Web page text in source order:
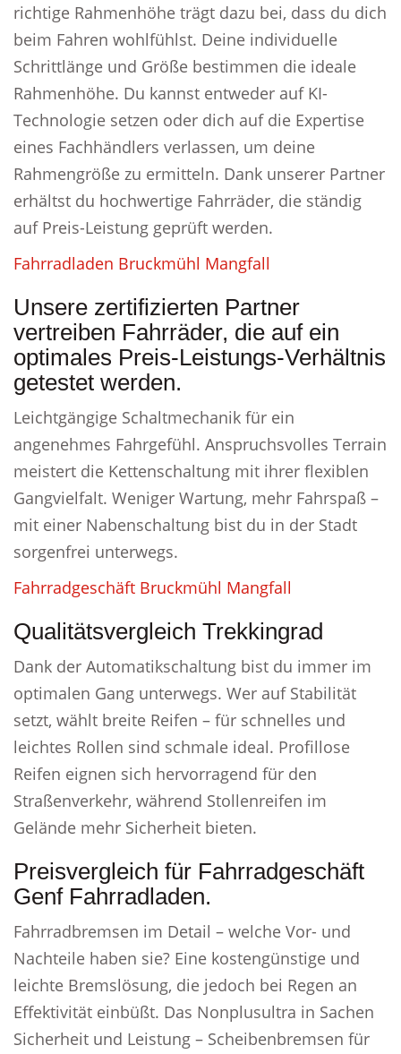
richtige Rahmenhöhe trägt dazu bei, dass du dich
beim Fahren wohlfühlst. Deine individuelle
Schrittlänge und Größe bestimmen die ideale
Rahmenhöhe. Du kannst entweder auf KI-
Technologie setzen oder dich auf die Expertise
eines Fachhändlers verlassen, um deine
Rahmengröße zu ermitteln. Dank unserer Partner
erhältst du hochwertige Fahrräder, die ständig
auf Preis-Leistung geprüft werden.
Fahrradladen Bruckmühl Mangfall
Unsere zertifizierten Partner
vertreiben Fahrräder, die auf ein
optimales Preis-Leistungs-Verhältnis
getestet werden.
Leichtgängige Schaltmechanik für ein
angenehmes Fahrgefühl. Anspruchsvolles Terrain
meistert die Kettenschaltung mit ihrer flexiblen
Gangvielfalt. Weniger Wartung, mehr Fahrspaß –
mit einer Nabenschaltung bist du in der Stadt
sorgenfrei unterwegs.
Fahrradgeschäft Bruckmühl Mangfall
Qualitätsvergleich Trekkingrad
Dank der Automatikschaltung bist du immer im
optimalen Gang unterwegs. Wer auf Stabilität
setzt, wählt breite Reifen – für schnelles und
leichtes Rollen sind schmale ideal. Profillose
Reifen eignen sich hervorragend für den
Straßenverkehr, während Stollenreifen im
Gelände mehr Sicherheit bieten.
Preisvergleich für Fahrradgeschäft
Genf Fahrradladen.
Fahrradbremsen im Detail – welche Vor- und
Nachteile haben sie? Eine kostengünstige und
leichte Bremslösung, die jedoch bei Regen an
Effektivität einbüßt. Das Nonplusultra in Sachen
Sicherheit und Leistung – Scheibenbremsen für